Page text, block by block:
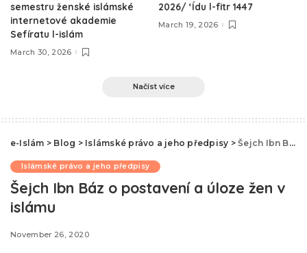
semestru ženské islámské
internetové akademie
Sefíratu l-islám
March 30, 2026
2026/ ‘Ídu l-fitr 1447
March 19, 2026
Načíst více
e-Islám > Blog > Islámské právo a jeho předpisy >Šejch Ibn Báz o postavení a úloze žen v islámu
Islámské právo a jeho předpisy
Šejch Ibn Báz o postavení a úloze žen v
islámu
November 26, 2020